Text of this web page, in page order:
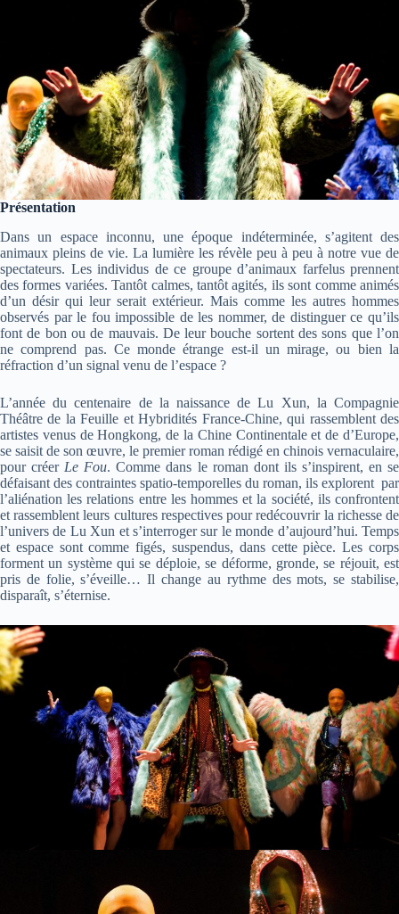
Présentation
Dans un espace inconnu, une époque indéterminée, s’agitent des
animaux pleins de vie. La lumière les révèle peu à peu à notre vue de
spectateurs. Les individus de ce groupe d’animaux farfelus prennent
des formes variées. Tantôt calmes, tantôt agités, ils sont comme animés
d’un désir qui leur serait extérieur. Mais comme les autres hommes
observés par le fou impossible de les nommer, de distinguer ce qu’ils
font de bon ou de mauvais. De leur bouche sortent des sons que l’on
ne comprend pas. Ce monde étrange est-il un mirage, ou bien la
réfraction d’un signal venu de l’espace ?
L’année du centenaire de la naissance de Lu Xun, la Compagnie
Théâtre de la Feuille et Hybridités France-Chine, qui rassemblent des
artistes venus de Hongkong, de la Chine Continentale et de d’Europe,
se saisit de son œuvre, le premier roman rédigé en chinois vernaculaire,
pour créer Le Fou. Comme dans le roman dont ils s’inspirent, en se
défaisant des contraintes spatio-temporelles du roman, ils explorent par
l’aliénation les relations entre les hommes et la société, ils confrontent
et rassemblent leurs cultures respectives pour redécouvrir la richesse de
l’univers de Lu Xun et s’interroger sur le monde d’aujourd’hui. Temps
et espace sont comme figés, suspendus, dans cette pièce. Les corps
forment un système qui se déploie, se déforme, gronde, se réjouit, est
pris de folie, s’éveille… Il change au rythme des mots, se stabilise,
disparaît, s’éternise.